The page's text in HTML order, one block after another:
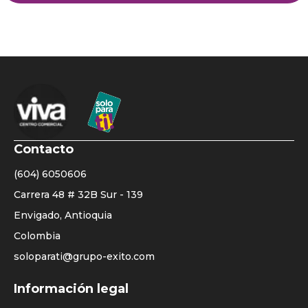
Contacto
(604) 6050606
Carrera 48 # 32B Sur - 139
Envigado, Antioquia
Colombia
soloparati@grupo-exito.com
Listado
Información legal